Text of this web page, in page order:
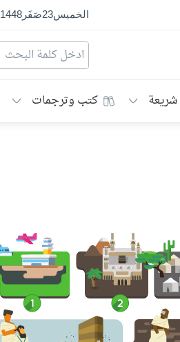
الخميس23صَفَر1448 هـ
شريعة كتب وترجمات